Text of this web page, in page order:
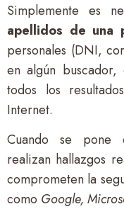
Simplemente es
apellidos de una
personales (DNI,
en algún buscador,
todos los
Internet.
Cuando se pone
realizan hallazgos
comprometen la
como Google,